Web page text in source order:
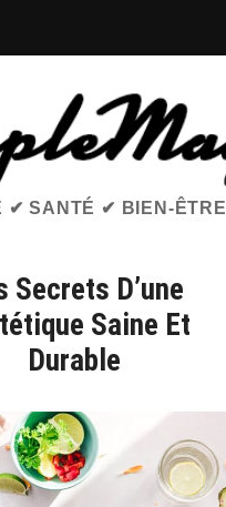
✔ SANTÉ ✔ BIEN-ÊTRE
Secrets D’une
Saine Et
Durable